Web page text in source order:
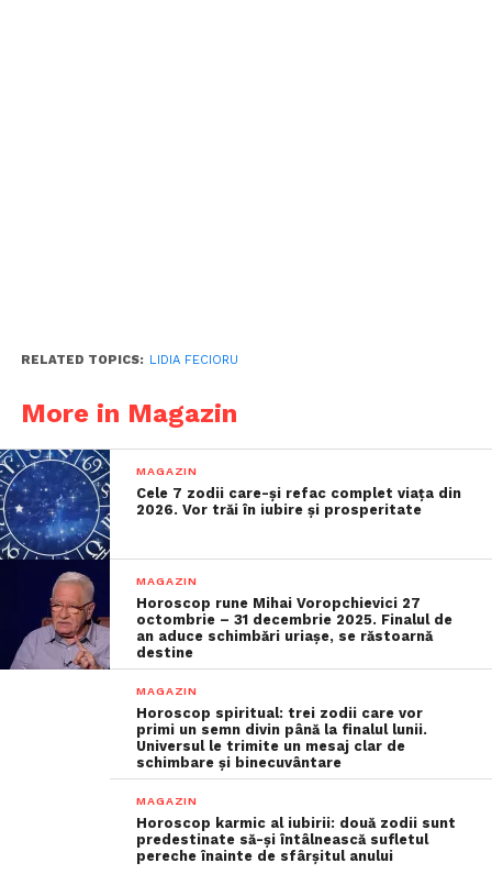
RELATED TOPICS: LIDIA FECIORU
More in Magazin
MAGAZIN
Cele 7 zodii care-și refac complet viața din
2026. Vor trăi în iubire și prosperitate
MAGAZIN
Horoscop rune Mihai Voropchievici 27
octombrie – 31 decembrie 2025. Finalul de
an aduce schimbări uriașe, se răstoarnă
destine
MAGAZIN
Horoscop spiritual: trei zodii care vor
primi un semn divin până la finalul lunii.
Universul le trimite un mesaj clar de
schimbare și binecuvântare
MAGAZIN
Horoscop karmic al iubirii: două zodii sunt
predestinate să-și întâlnească sufletul
pereche înainte de sfârșitul anului